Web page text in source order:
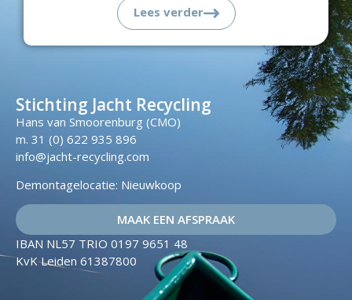
Lees verder
Stichting Jacht Recycling
Hans van Smoorenburg (CMO)
m. 31 (0) 622 935 896
info@jacht-recycling.com
Demontagelocatie: Nieuwkoop
MAAK EEN AFSPRAAK
IBAN NL57 TRIO 0197 9651 48
KvK Leiden 61387800